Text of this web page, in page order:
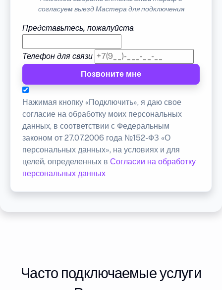
согласуем выезд Мастера для подключения
Представьтесь, пожалуйста
Телефон для связи
Позвоните мне
Нажимая кнопку «Подключить», я даю свое
согласие на обработку моих персональных
данных, в соответствии с Федеральным
законом от 27.07.2006 года №152-ФЗ «О
персональных данных», на условиях и для
целей, определенных в Согласии на обработку
персональных данных
Часто подключаемые услуги